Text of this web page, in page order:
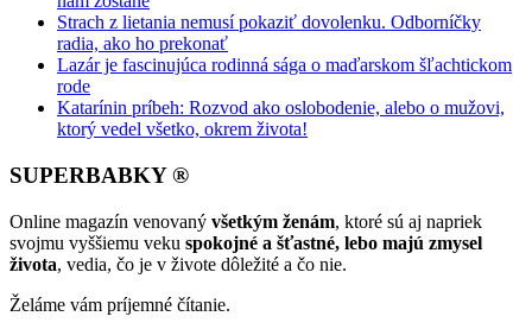
Strach z lietania nemusí pokaziť dovolenku. Odborníčky
radia, ako ho prekonať
Lazár je fascinujúca rodinná sága o maďarskom šľachtickom
rode
Katarínin príbeh: Rozvod ako oslobodenie, alebo o mužovi,
ktorý vedel všetko, okrem života!
SUPERBABKY ®
Online magazín venovaný všetkým ženám, ktoré sú aj napriek
svojmu vyššiemu veku spokojné a šťastné, lebo majú zmysel
života, vedia, čo je v živote dôležité a čo nie.
Želáme vám príjemné čítanie.